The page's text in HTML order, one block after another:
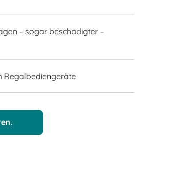
– sogar beschädigter –
Regalbediengeräte